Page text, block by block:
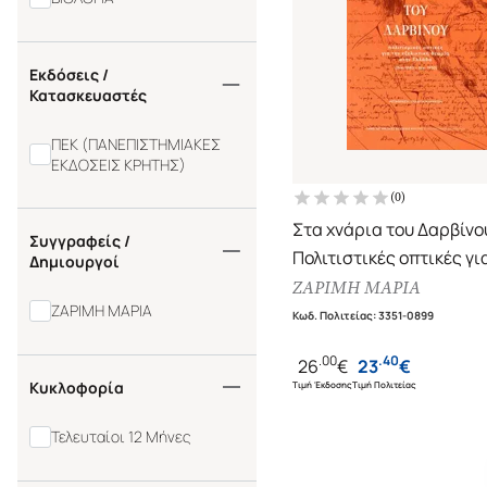
Εκδόσεις /
Κατασκευαστές
ΠΕΚ (ΠΑΝΕΠΙΣΤΗΜΙΑΚΕΣ
ΕΚΔΟΣΕΙΣ ΚΡΗΤΗΣ)
Συγγραφείς /
Δημιουργοί
ΖΑΡΙΜΗ ΜΑΡΙΑ
Κυκλοφορία
Τελευταίοι 12 Μήνες
(0)
Στα χνάρια του
Πολιτιστικές οπτικές
εξελικτική θεωρία στην
Ελλάδα (δεκ.1880-
ΖΑΡΙΜΗ ΜΑΡΙΑ
Κωδ. Πολιτείας:3351-0899
26.00€
Τιμή Έκδοσης
23.40€
Τιμή Πολιτείας